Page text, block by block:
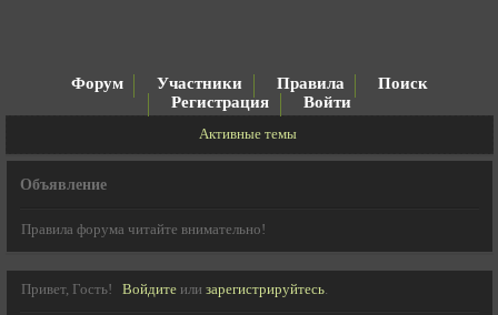
Форум Участники Правила
Поиск
Регистрация
Войти
Активные темы
Объявление
Правила форума читайте внимательно!
Привет, Гость! Войдитеили зарегистрируйтесь.